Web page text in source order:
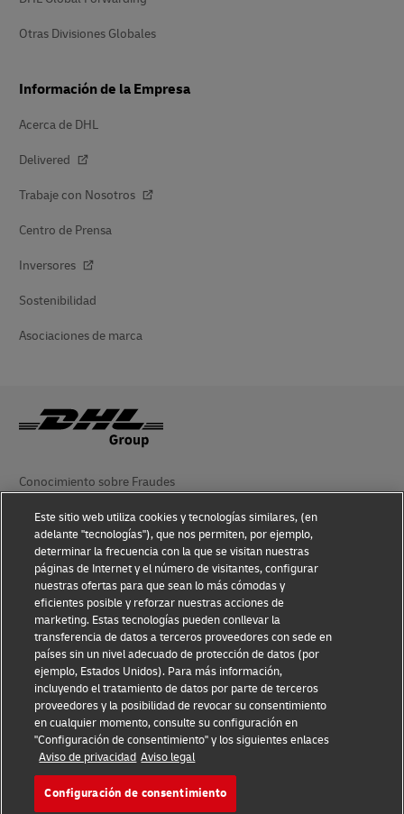
Otras Divisiones Globales
Información de la Empresa
Acerca de DHL
Delivered
Trabaje con Nosotros
Centro de Prensa
Inversores
Sostenibilidad
Asociaciones de marca
Conocimiento sobre Fraudes
Aviso Legal
Condiciones de Uso
Aviso de Privacidad
Información Adicional
Ajustes de cookies
Síganos
2026 © - todos los derechos reservados
Este sitio web utiliza cookies y tecnologías similares, (en
adelante "tecnologías"), que nos permiten, por ejemplo,
determinar la frecuencia con la que se visitan nuestras
páginas de Internet y el número de visitantes, configurar
nuestras ofertas para que sean lo más cómodas y
eficientes posible y reforzar nuestras acciones de
marketing. Estas tecnologías pueden conllevar la
transferencia de datos a terceros proveedores con sede en
países sin un nivel adecuado de protección de datos (por
ejemplo, Estados Unidos). Para más información,
incluyendo el tratamiento de datos por parte de terceros
proveedores y la posibilidad de revocar su consentimiento
en cualquier momento, consulte su configuración en
"Configuración de consentimiento" y los siguientes enlaces
Aviso de privacidad Aviso legal
Configuración de consentimiento